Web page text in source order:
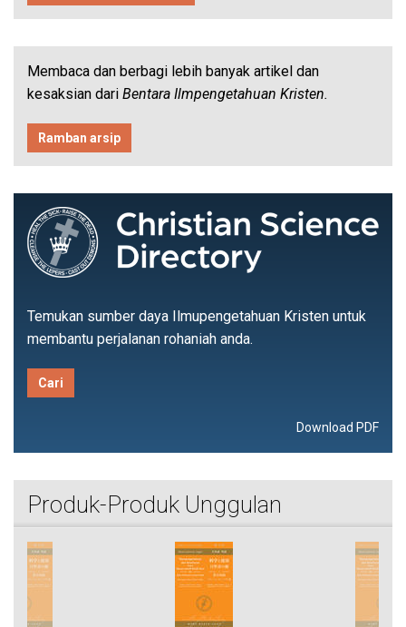
Membaca dan berbagi lebih banyak artikel dan
kesaksian dari Bentara Ilmpengetahuan Kristen.
Ramban arsip
Temukan sumber daya Ilmupengetahuan Kristen untuk
membantu perjalanan rohaniah anda.
Cari
Download PDF
Produk-Produk Unggulan